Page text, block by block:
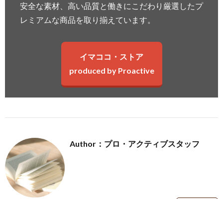
安全な素材、高い品質と働きにこだわり厳選したプ
レミアムな商品を取り揃えています。
イマココ・ストア
produced by Proactive
Author：プロ・アクティブスタッフ